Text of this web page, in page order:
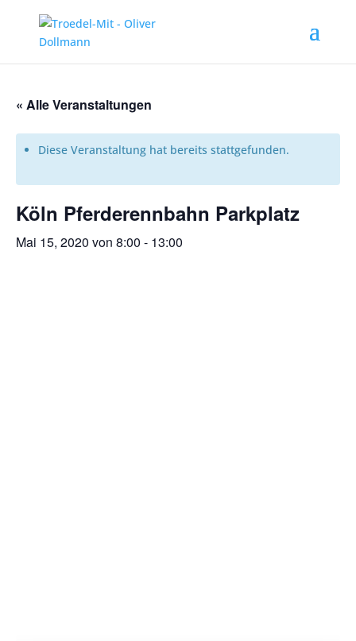
« Alle Veranstaltungen
Diese Veranstaltung hat bereits stattgefunden.
Köln Pferderennbahn Parkplatz
Mai 15, 2020 von 8:00 - 13:00